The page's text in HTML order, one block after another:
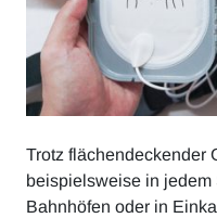
Trotz flächendeckender
beispielsweise in jedem
Bahnhöfen oder in